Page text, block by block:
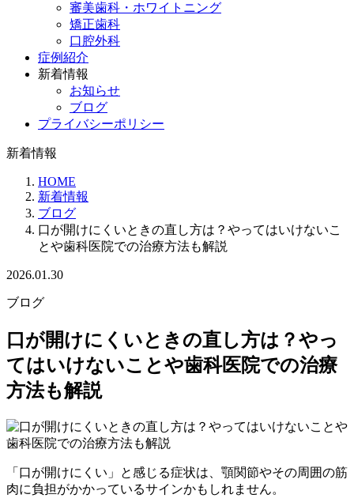
審美歯科・ホワイトニング
矯正歯科
口腔外科
症例紹介
新着情報
お知らせ
ブログ
プライバシーポリシー
新着情報
HOME
新着情報
ブログ
口が開けにくいときの直し方は？やってはいけないこ
とや歯科医院での治療方法も解説
2026.01.30
ブログ
口が開けにくいときの直し方は？やっ
てはいけないことや歯科医院での治療
方法も解説
「口が開けにくい」と感じる症状は、顎関節やその周囲の筋
肉に負担がかかっているサインかもしれません。